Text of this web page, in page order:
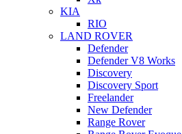
KIA
RIO
LAND ROVER
Defender
Defender V8 Works
Discovery
Discovery Sport
Freelander
New Defender
Range Rover